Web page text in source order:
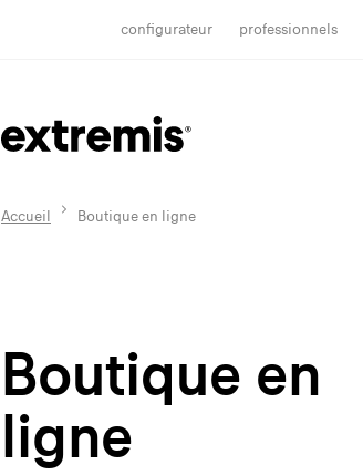
configurateur professionnels
Accueil Boutique en ligne
Boutique en
ligne